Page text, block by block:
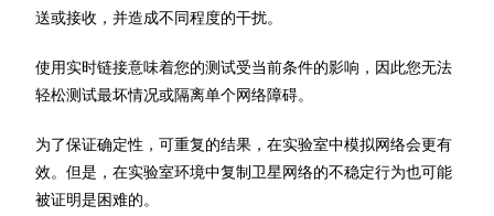
送或接收，并造成不同程度的干扰。
使用实时链接意味着您的测试受当前条件的影响，因此您无法
轻松测试最坏情况或隔离单个网络障碍。
为了保证确定性，可重复的结果，在实验室中模拟网络会更有
效。但是，在实验室环境中复制卫星网络的不稳定行为也可能
被证明是困难的。